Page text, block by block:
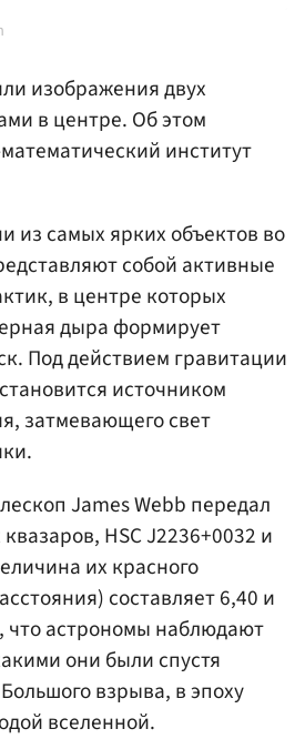
изображения двух
в центре. Об этом
институт
из самых ярких объектов во
собой активные
в центре которых
дыра формирует
Под действием гравитации
источником
затмевающего свет
James Webb передал
HSC J2236+0032 и
их красного
составляет 6,40 и
что астрономы наблюдают
они были спустя
взрыва, в эпоху
вселенной.